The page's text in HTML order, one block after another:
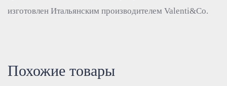
изготовлен Итальянским производителем Valenti&Co.
Похожие товары